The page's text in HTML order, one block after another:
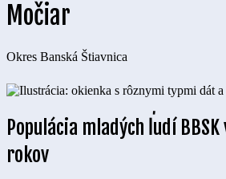
Močiar
Okres Banská Štiavnica
Populácia mladých ľudí
rokov